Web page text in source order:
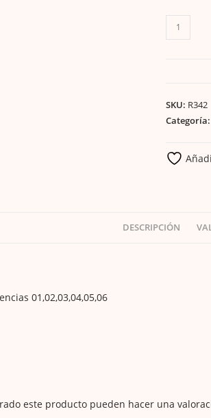
GEL
SKU: R342
Categoría:
DESCRIPCIÓN
01,02,03,04,05,06
este producto pueden hacer una